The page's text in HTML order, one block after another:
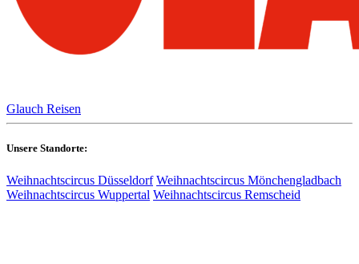
Glauch Reisen
Unsere Standorte:
Weihnachtscircus Düsseldorf Weihnachtscircus Mönchengladbach
Weihnachtscircus Wuppertal Weihnachtscircus Remscheid